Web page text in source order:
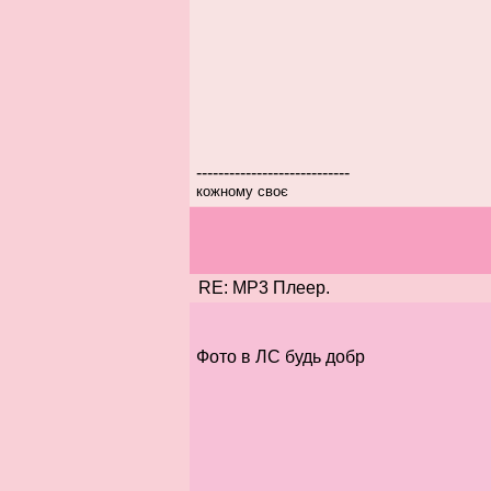
----------------------------
кожному своє
RE: MP3 Плеер.
Фото в ЛС будь добр